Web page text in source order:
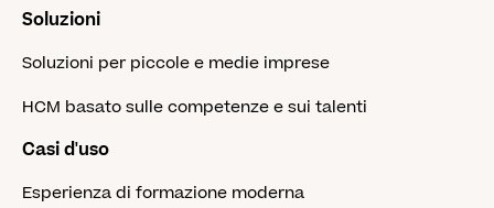
Soluzioni
Soluzioni per piccole e medie imprese
HCM basato sulle competenze e sui talenti
Casi d'uso
Esperienza di formazione moderna